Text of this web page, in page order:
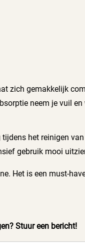
zich gemakkelijk
neem je vuil
het reinigen
gebruik mooi
Het is een must-
Stuur een bericht!